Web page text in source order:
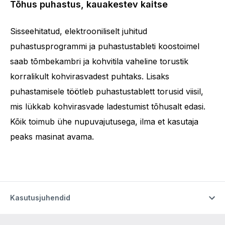
Tõhus puhastus, kauakestev kaitse
Sisseehitatud, elektrooniliselt juhitud
puhastusprogrammi ja puhastustableti koostoimel
saab tõmbekambri ja kohvitila vaheline torustik
korralikult kohvirasvadest puhtaks. Lisaks
puhastamisele töötleb puhastustablett torusid viisil,
mis lükkab kohvirasvade ladestumist tõhusalt edasi.
Kõik toimub ühe nupuvajutusega, ilma et kasutaja
peaks masinat avama.
Kasutusjuhendid